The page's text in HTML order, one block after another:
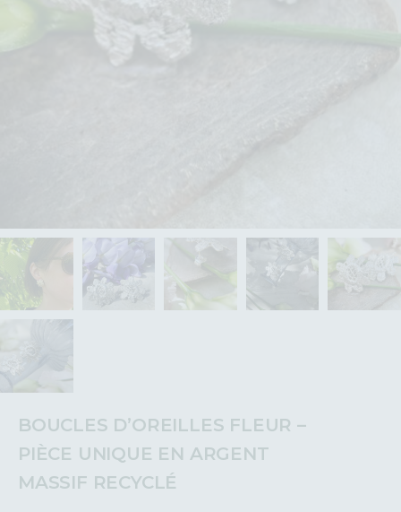
BOUCLES D’OREILLES FLEUR –
PIÈCE UNIQUE EN ARGENT
MASSIF RECYCLÉ